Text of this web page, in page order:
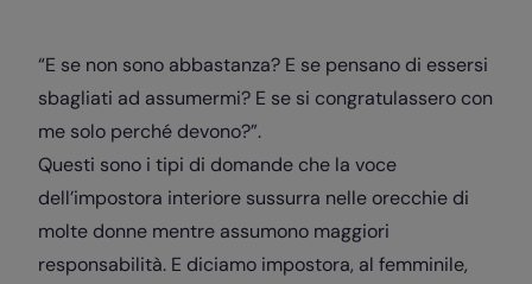
“E se non sono abbastanza? E se pensano di essersi
sbagliati ad assumermi? E se si congratulassero con
me solo perché devono?”.
Questi sono i tipi di domande che la voce
dell’impostora interiore sussurra nelle orecchie di
molte donne mentre assumono maggiori
responsabilità. E diciamo impostora, al femminile,